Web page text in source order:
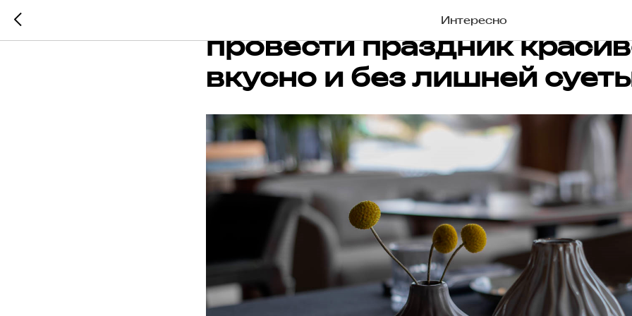
Интересно
Организация банкета: как
провести праздник
вкусно и без лишней